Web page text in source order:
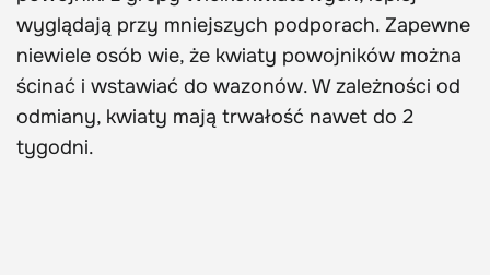
wyglądają przy mniejszych podporach. Zapewne
niewiele osób wie, że kwiaty powojników można
ścinać i wstawiać do wazonów. W zależności od
odmiany, kwiaty mają trwałość nawet do 2
tygodni.